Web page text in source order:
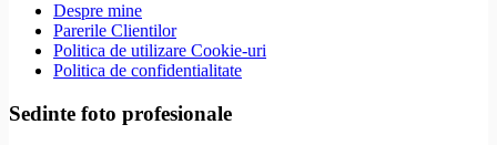
Despre mine
Parerile Clientilor
Politica de utilizare Cookie-uri
Politica de confidentialitate
Sedinte foto profesionale